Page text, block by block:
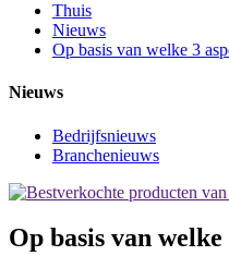
Thuis
Nieuws
Op basis van welke 3
Nieuws
Bedrijfsnieuws
Branchenieuws
Op basis van